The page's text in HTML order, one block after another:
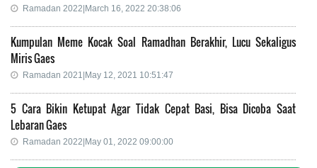
Ramadan 2022|March 16, 2022 20:38:06
Kumpulan Meme Kocak Soal Ramadhan Berakhir, Lucu Sekaligus
Miris Gaes
Ramadan 2021|May 12, 2021 10:51:47
5 Cara Bikin Ketupat Agar Tidak Cepat Basi, Bisa Dicoba Saat
Lebaran Gaes
Ramadan 2022|May 01, 2022 09:00:00